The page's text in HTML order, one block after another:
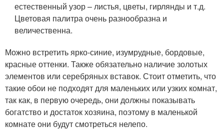
естественный узор – листья, цветы, гирлянды и т.д.
Цветовая палитра очень разнообразна и
величественна.
Можно встретить ярко-синие, изумрудные, бордовые,
красные оттенки. Также обязательно наличие золотых
элементов или серебряных вставок. Стоит отметить, что
такие обои не подходят для маленьких или узких комнат,
так как, в первую очередь, они должны показывать
богатство и достаток хозяина, поэтому в маленькой
комнате они будут смотреться нелепо.